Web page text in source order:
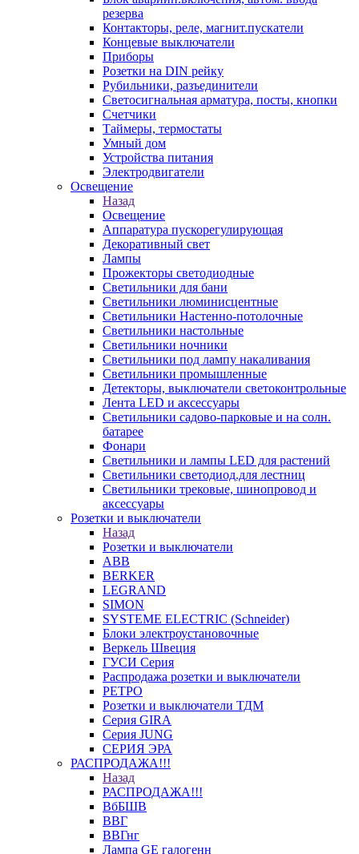
резерва
Контакторы, реле, магнит.пускатели
Концевые выключатели
Приборы
Розетки на DIN рейку
Рубильники, разъединители
Светосигнальная арматура, посты, кнопки
Счетчики
Таймеры, термостаты
Умный дом
Устройства питания
Электродвигатели
Освещение
Назад
Освещение
Аппаратура пускорегулирующая
Декоративный свет
Лампы
Прожекторы светодиодные
Светильники для бани
Светильники люминисцентные
Светильники Настенно-потолочные
Светильники настольные
Светильники ночники
Светильники под лампу накаливания
Светильники промышленные
Детекторы, выключатели светоконтрольные
Лента LED и аксессуары
Светильники садово-парковые и на солн.
батарее
Фонари
Светильники и лампы LED для растений
Светильники светодиод.для лестниц
Светильники трековые, шинопровод и
аксессуары
Розетки и выключатели
Назад
Розетки и выключатели
ABB
BERKER
LEGRAND
SIMON
SYSTEME ELECTRIC (Schneider)
Блоки электроустановочные
Веркель Швеция
ГУСИ Серия
Распродажа розетки и выключатели
РЕТРО
Розетки и выключатели ТДМ
Серия GIRA
Серия JUNG
СЕРИЯ ЭРА
РАСПРОДАЖА!!!
Назад
РАСПРОДАЖА!!!
ВбБШВ
ВВГ
ВВГнг
Лампа GE галогенн